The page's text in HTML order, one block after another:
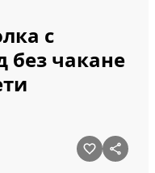
с
без чакане